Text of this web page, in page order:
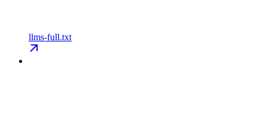
llms-full.txt